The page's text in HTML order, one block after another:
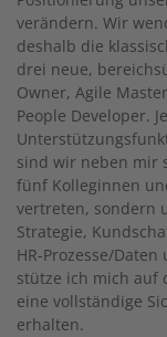
verändern. Wir
deshalb die
drei neue,
Owner, Agile
People Developer.
sind wir neben mir
fünf Kolleginnen
vertreten, sondern
Strategie,
HR-Prozesse/
stütze ich mich auf
eine vollständige
erhalten.